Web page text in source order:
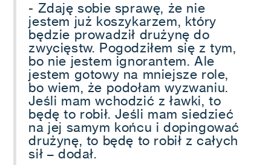
- Zdaję sobie sprawę, że nie
jestem już koszykarzem, który
będzie prowadził drużynę do
zwycięstw. Pogodziłem się z tym,
bo nie jestem ignorantem. Ale
jestem gotowy na mniejsze role,
bo wiem, że podołam wyzwaniu.
Jeśli mam wchodzić z ławki, to
będę to robił. Jeśli mam siedzieć
na jej samym końcu i dopingować
drużynę, to będę to robił z całych
sił – dodał.